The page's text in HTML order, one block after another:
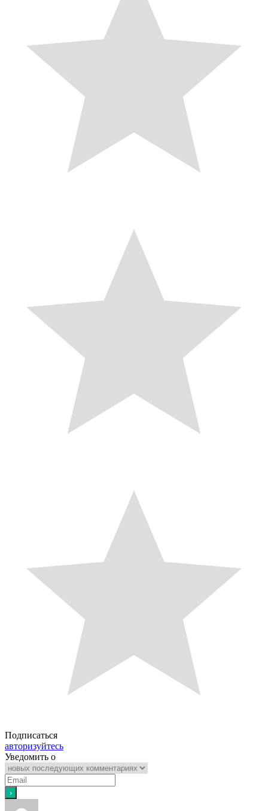
Подписаться
авторизуйтесь
Уведомить о